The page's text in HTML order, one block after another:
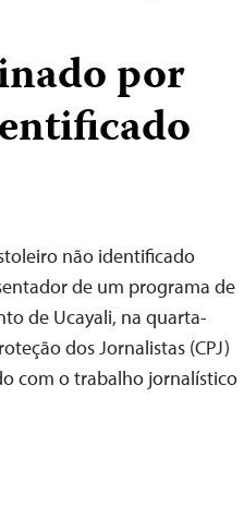
por
não identificado
de um programa de
de Ucayali, na quarta-
dos Jornalistas (CPJ)
com o trabalho jornalístico